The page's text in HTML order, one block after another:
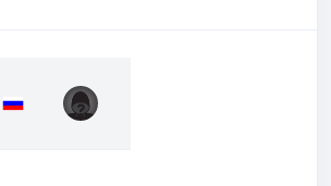
Андрей Абрамович